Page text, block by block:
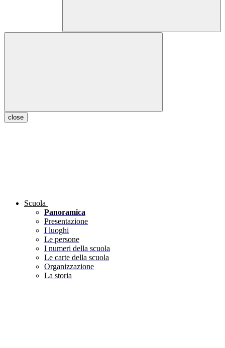
close
Scuola
Panoramica
Presentazione
I luoghi
Le persone
I numeri della scuola
Le carte della scuola
Organizzazione
La storia